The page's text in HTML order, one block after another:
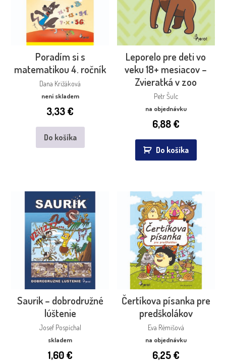
Poradím si s
matematikou 4. ročník
Dana Križáková
není skladem
3,33€
Do košíka
Leporelo pre deti vo
veku 18+ mesiacov –
Zvieratká v zoo
Petr Šulc
na objednávku
6,88€
Do košíka
Saurik – dobrodružné
lúštenie
Josef Pospíchal
skladem
1,60€
Čertíkova písanka pre
predškolákov
Eva Rémišová
na objednávku
6,25€